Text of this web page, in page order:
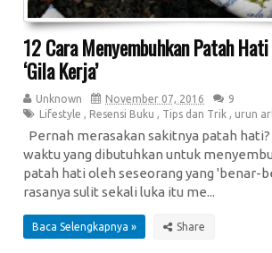
12 Cara Menyembuhkan Patah
‘Gila Kerja’
Unknown November 07, 2016
9
Lifestyle , Resensi Buku , Tips dan Trik , urun
Pernah merasakan sakitnya patah
waktu yang dibutuhkan untuk
patah hati oleh seseorang yang 'benar-
rasanya sulit sekali luka itu me...
Baca Selengkapnya »